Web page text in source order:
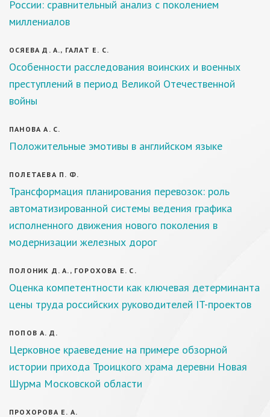
России: сравнительный анализ с поколением
миллениалов
ОСЯЕВА Д. А., ГАЛАТ Е. С.
Особенности расследования воинских и военных
преступлений в период Великой Отечественной
войны
ПАНОВА А. С.
Положительные эмотивы в английском языке
ПОЛЕТАЕВА П. Ф.
Трансформация планирования перевозок: роль
автоматизированной системы ведения графика
исполненного движения нового поколения в
модернизации железных дорог
ПОЛОНИК Д. А., ГОРОХОВА Е. С.
Оценка компетентности как ключевая детерминанта
цены труда российских руководителей IT-проектов
ПОПОВ А. Д.
Церковное краеведение на примере обзорной
истории прихода Троицкого храма деревни Новая
Шурма Московской области
ПРОХОРОВА Е. А.